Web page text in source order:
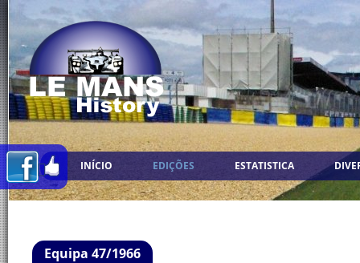
INÍCIO EDIÇÕES ESTATISTICA
Equipa 47/1966